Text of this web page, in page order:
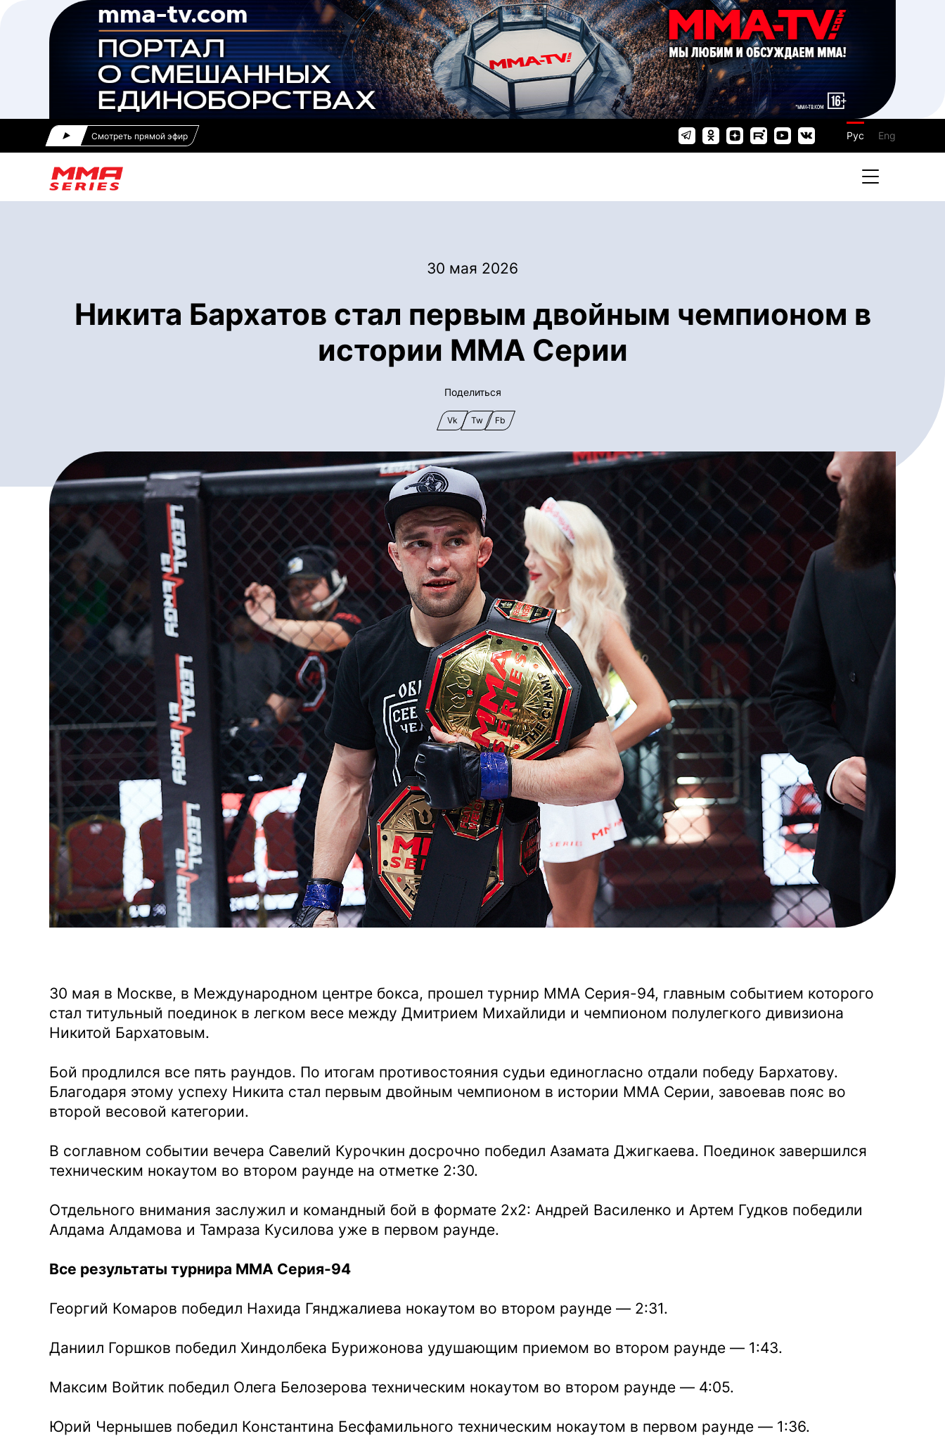
Смотреть прямой эфир Рус Eng
30 мая 2026
Никита Бархатов стал первым двойным чемпионом в
истории ММА Серии
Поделиться
Vk Tw Fb
30 мая в Москве, в Международном центре бокса, прошел турнир ММА Серия-94, главным событием которого
стал титульный поединок в легком весе между Дмитрием Михайлиди и чемпионом полулегкого дивизиона
Никитой Бархатовым.
Бой продлился все пять раундов. По итогам противостояния судьи единогласно отдали победу Бархатову.
Благодаря этому успеху Никита стал первым двойным чемпионом в истории ММА Серии, завоевав пояс во
второй весовой категории.
В соглавном событии вечера Савелий Курочкин досрочно победил Азамата Джигкаева. Поединок завершился
техническим нокаутом во втором раунде на отметке 2:30.
Отдельного внимания заслужил и командный бой в формате 2х2: Андрей Василенко и Артем Гудков победили
Алдама Алдамова и Тамраза Кусилова уже в первом раунде.
Все результаты турнира ММА Серия-94
Георгий Комаров победил Нахида Гянджалиева нокаутом во втором раунде — 2:31.
Даниил Горшков победил Хиндолбека Бурижонова удушающим приемом во втором раунде — 1:43.
Максим Войтик победил Олега Белозерова техническим нокаутом во втором раунде — 4:05.
Юрий Чернышев победил Константина Бесфамильного техническим нокаутом в первом раунде — 1:36.